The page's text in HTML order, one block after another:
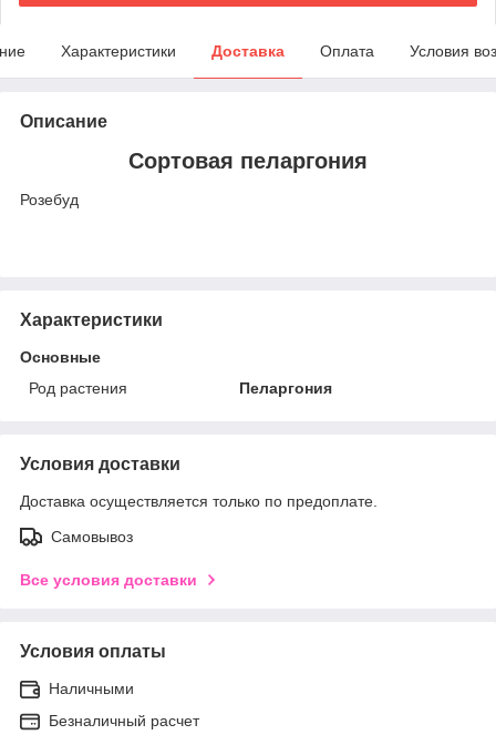
Характеристики Доставка Оплата Условия
Описание
Сортовая пеларгония
Розебуд
Характеристики
Основные
Род растения
Пеларгония
Условия доставки
Доставка осуществляется только по предоплате.
Самовывоз
Все условия доставки
Условия оплаты
Наличными
Безналичный расчет